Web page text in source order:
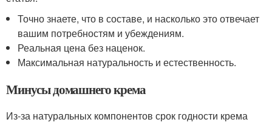
Точно знаете, что в составе, и насколько это отвечает
вашим потребностям и убеждениям.
Реальная цена без наценок.
Максимальная натуральность и естественность.
Минусы домашнего крема
Из-за натуральных компонентов срок годности крема